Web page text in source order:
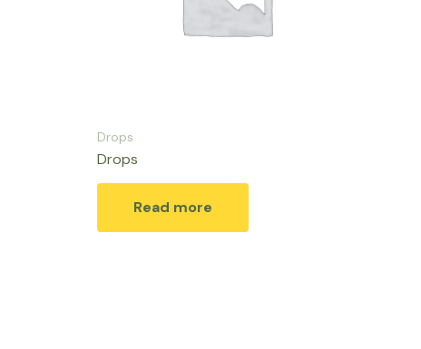
Drops
Drops
Read more